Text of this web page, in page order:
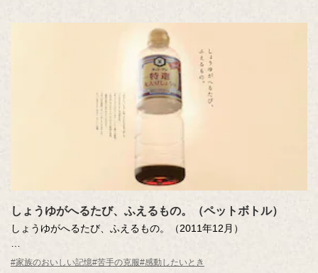
しょうゆがへるたび、ふえるもの。（ペットボトル）
しょうゆがへるたび、ふえるもの。（2011年12月）
家にあったしょうゆが減って、ボトルに空洞ができていく。その
#家族のおいしい記憶#苦手の克服#感動したいとき